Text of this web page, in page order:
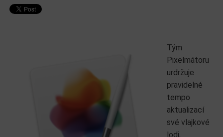
Tým
Pixelmátoru
urdržuje
pravidelné
tempo
aktualizací
své vlajkové
lodi,